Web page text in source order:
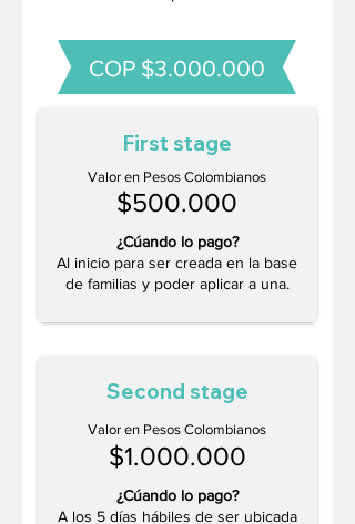
COP $3.000.000
First stage
Valor en Pesos Colombianos
$500.000
¿Cúando lo pago?
Al inicio para ser creada en la base
de familias y poder aplicar a una.
Second stage
Valor en Pesos Colombianos
$1.000.000
¿Cúando lo pago?
A los 5 días hábiles de ser ubicada